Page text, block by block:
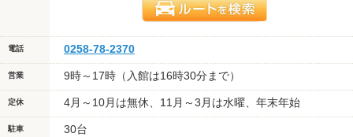
電話 0258-78-2370
営業 9時～17時（入館は16時30分まで）
定休 4月～10月は無休、11月～3月は水曜、年末年始
駐車 30台